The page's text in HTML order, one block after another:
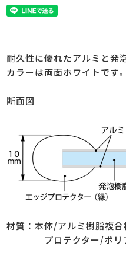
耐久性に優れたアルミと発
カラーは両面ホワイトです。
断面図
材質：本体/アルミ樹脂複合
プロテクター/ポリプ